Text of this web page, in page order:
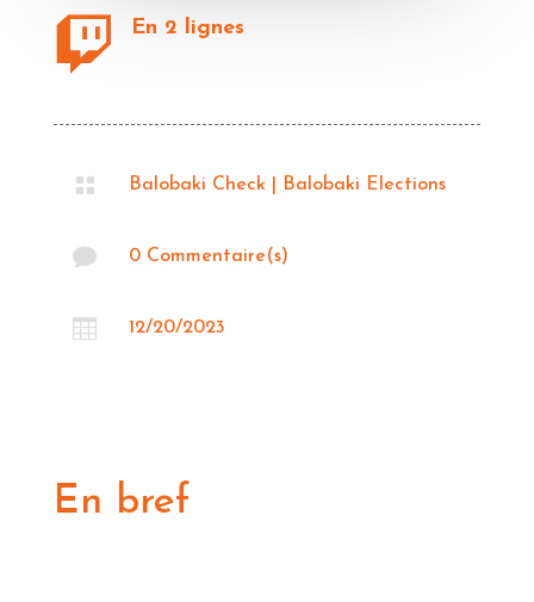
 En 2 lignes
 Balobaki Check Balobaki Elections
 0 Commentaire(s)
 12/20/2023
En bref